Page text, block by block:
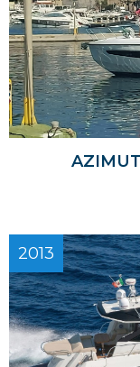
2013